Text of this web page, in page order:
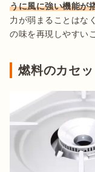
うに風に強い機能が
力が弱まることはな
の味を再現しやすい
燃料のカセ